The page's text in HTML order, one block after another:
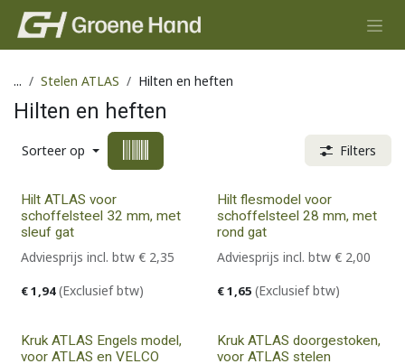
Overslaan naar inhoud
... Stelen ATLAS Hilten en heften
Hilten en heften
Sorteer op Filters
Hilt ATLAS voor
schoffelsteel 32 mm, met
sleuf gat
€1,94(Exclusief btw)
Adviesprijs incl. btw € 2,35
Hilt flesmodel voor
schoffelsteel 28 mm, met
rond gat
€1,65 (Exclusief btw)
Adviesprijs incl. btw € 2,00
Kruk ATLAS Engels model,
voor ATLAS en VELCO
Kruk ATLAS doorgestoken,
voor ATLAS stelen